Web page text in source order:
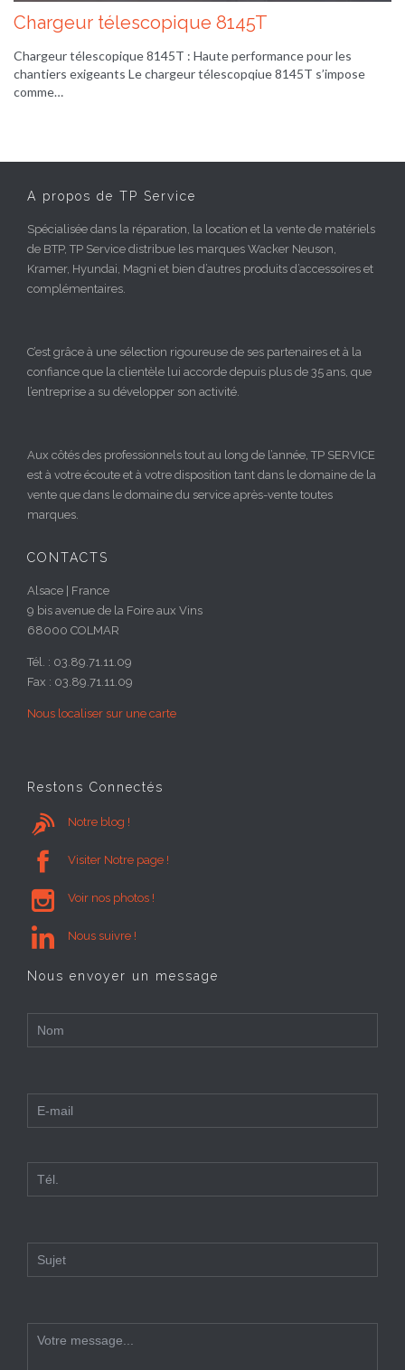
Chargeur télescopique 8145T
Chargeur télescopique 8145T : Haute performance pour les
chantiers exigeants Le chargeur télescopqiue 8145T s’impose
comme…
A propos de TP Service
Spécialisée dans la réparation, la location et la vente de matériels
de BTP, TP Service distribue les marques Wacker Neuson,
Kramer, Hyundai, Magni et bien d’autres produits d’accessoires et
complémentaires.
C’est grâce à une sélection rigoureuse de ses partenaires et à la
confiance que la clientèle lui accorde depuis plus de 35 ans, que
l’entreprise a su développer son activité.
Aux côtés des professionnels tout au long de l’année, TP SERVICE
est à votre écoute et à votre disposition tant dans le domaine de la
vente que dans le domaine du service après-vente toutes
marques.
CONTACTS
Alsace | France
9 bis avenue de la Foire aux Vins
68000 COLMAR
Tél. : 03.89.71.11.09
Fax : 03.89.71.11.09
Nous localiser sur une carte
Restons Connectés
 Notre blog !
 Visiter Notre page !
 Voir nos photos !
 Nous suivre !
Nous envoyer un message